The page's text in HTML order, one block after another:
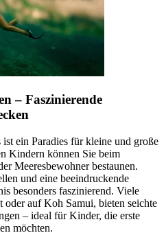
– Faszinierende
ein Paradies für kleine und große
Kindern können Sie beim
Meeresbewohner bestaunen.
und eine beeindruckende
besonders faszinierend. Viele
oder auf Koh Samui, bieten seichte
– ideal für Kinder, die erste
möchten.